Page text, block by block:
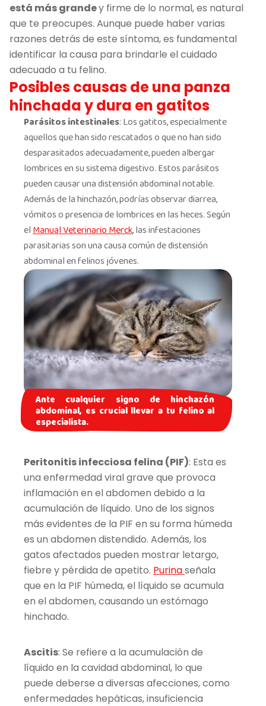
está más grandey firme de lo normal, es natural
que te preocupes. Aunque puede haber varias
razones detrás de este síntoma, es fundamental
identificar la causa para brindarle el cuidado
adecuado a tu felino.
Posibles causas de una panza
hinchada y dura en gatitos
Parásitos intestinales: Los gatitos, especialmente
aquellos que han sido rescatados o que no han sido
desparasitados adecuadamente, pueden albergar
lombrices en su sistema digestivo. Estos parásitos
pueden causar una distensión abdominal notable.
Además de la hinchazón, podrías observar diarrea,
vómitos o presencia de lombrices en las heces. Según
elManual Veterinario Merck, las infestaciones
parasitarias son una causa común de distensión
abdominal en felinos jóvenes.
Ante cualquier signo de hinchazón
abdominal, es crucial llevar a tu felino al
especialista.
Peritonitis infecciosa felina (PIF): Esta es
una enfermedad viral grave que provoca
inflamación en el abdomen debido a la
acumulación de líquido. Uno de los signos
más evidentes de la PIF en su forma húmeda
es un abdomen distendido. Además, los
gatos afectados pueden mostrar letargo,
fiebre y pérdida de apetito. Purinaseñala
que en la PIF húmeda, el líquido se acumula
en el abdomen, causando un estómago
hinchado.
Ascitis: Se refiere a la acumulación de
líquido en la cavidad abdominal, lo que
puede deberse a diversas afecciones, como
enfermedades hepáticas, insuficiencia